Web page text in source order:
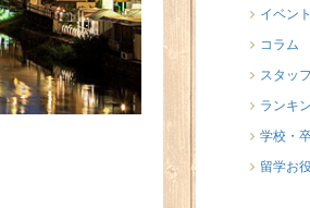
味わってみ
煮」 リヴォ
チュッコ）
イベン
コラム
スタッ
ランキ
学校・
留学お